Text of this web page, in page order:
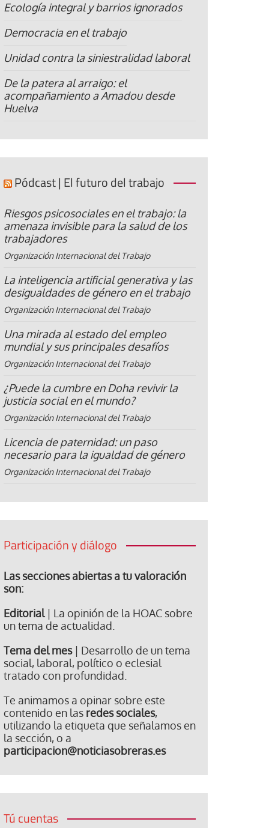
Ecología integral y barrios ignorados
Democracia en el trabajo
Unidad contra la siniestralidad laboral
De la patera al arraigo: el
acompañamiento a Amadou desde
Huelva
Pódcast | El futuro del trabajo
Riesgos psicosociales en el trabajo: la
amenaza invisible para la salud de los
trabajadores
Organización Internacional del Trabajo
La inteligencia artificial generativa y las
desigualdades de género en el trabajo
Organización Internacional del Trabajo
Una mirada al estado del empleo
mundial y sus principales desafíos
Organización Internacional del Trabajo
¿Puede la cumbre en Doha revivir la
justicia social en el mundo?
Organización Internacional del Trabajo
Licencia de paternidad: un paso
necesario para la igualdad de género
Organización Internacional del Trabajo
Participación y diálogo
Las secciones abiertas a tu valoración
son:
Editorial| La opinión de la HOAC sobre
un tema de actualidad.
Tema del mes| Desarrollo de un tema
social, laboral, político o eclesial
tratado con profundidad.
Te animamos a opinar sobre este
contenido en las redes sociales,
utilizando la etiqueta que señalamos en
la sección, o a
participacion@noticiasobreras.es
Tú cuentas